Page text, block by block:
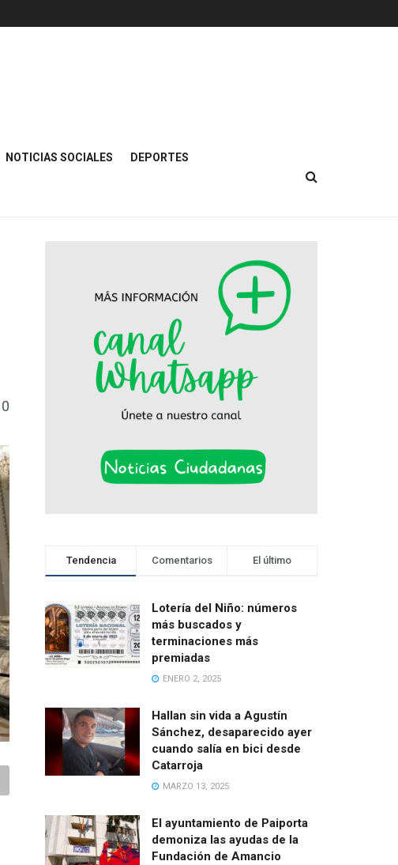
NOTICIAS SOCIALES DEPORTES
0
Tendencia Comentarios El último
Lotería del Niño: números
más buscados y
terminaciones más
premiadas
ENERO 2, 2025
Hallan sin vida a Agustín
Sánchez, desaparecido ayer
cuando salía en bici desde
Catarroja
MARZO 13, 2025
El ayuntamiento de Paiporta
demoniza las ayudas de la
Fundación de Amancio